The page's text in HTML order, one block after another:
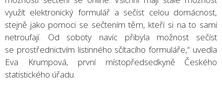
využít elektronický formulář a sečíst celou domácnost,
stejně jako pomoci se sečtením těm, kteří si na to sami
netroufají. Od soboty navíc přibyla možnost sečíst
se prostřednictvím listinného sčítacího formuláře,“ uvedla
Eva Krumpová, první místopředsedkyně Českého
statistického úřadu.